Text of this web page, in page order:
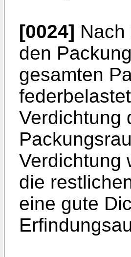
[0024]
den
gesamten
Verdichtung
Verdichtung
die
eine gute